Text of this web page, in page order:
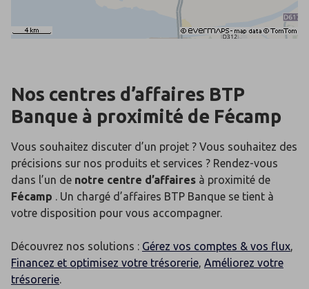
Nos centres d’affaires BTP
Banque à proximité de Fécamp
Vous souhaitez discuter d’un projet ? Vous souhaitez des
précisions sur nos produits et services ? Rendez-vous
dans l’un de notre centre d’affaires à proximité de
Fécamp . Un chargé d’affaires BTP Banque se tient à
votre disposition pour vous accompagner.
Découvrez nos solutions : Gérez vos comptes & vos flux,
Financez et optimisez votre trésorerie, Améliorez votre
trésorerie.